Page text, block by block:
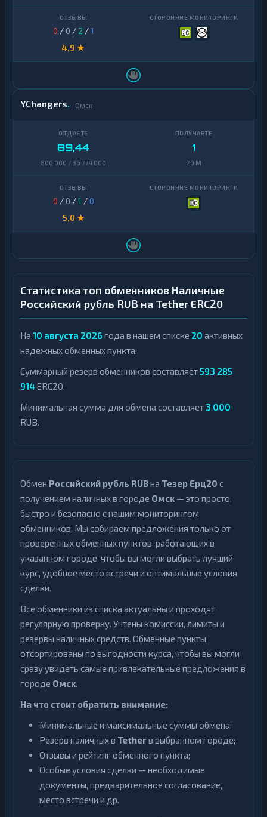
0 / 0 / 2 /1
4,9 ★
YChangers Омск
89,44
800 000 / 36 774 000
1
20 M
0 / 0 /1 /0
5,0 ★
Статистика топ обменников Наличные
Российский рубль RUB на Tether ERC20
На 10 августа 2026 года в нашем списке 20 активных
надежных обменных пункта.
Суммарный резерв обменников составляет593 285
914ERC20.
Минимальная сумма для обмена составляет 3 000
RUB.
Обмен Российский рубль RUBна Тезер Ерц20 с
получением наличных в городе Омск — это просто,
быстро и безопасно с нашим мониторингом
обменников. Мы собираем предложения только от
проверенных обменных пунктов, работающих в
указанном городе, чтобы вы могли выбрать лучший
курс, удобное место встречи и оптимальные условия
сделки.
Все обменники из списка актуальны и проходят
регулярную проверку. Учтены комиссии, лимиты и
резервы наличных средств. Обменные пункты
отсортированы по выгодности курса, чтобы вы могли
сразу увидеть самые привлекательные предложения в
городе Омск.
На что стоит обратить внимание:
Минимальные и максимальные суммы обмена;
Резерв наличных в Tetherв выбранном городе;
Отзывы и рейтинг обменного пункта;
Особые условия сделки — необходимые
документы, предварительное согласование,
место встречи и др.